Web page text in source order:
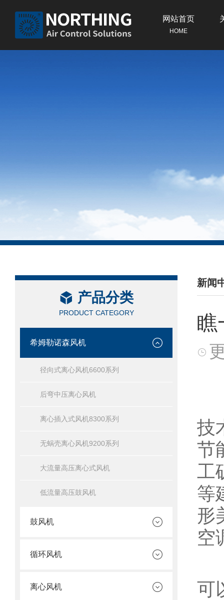
网站首页
HOME
产品分类
PRODUCT CATEGORY
希姆勒诺森风机
径向式离心风机6600系列
后弯中压离心风机
离心插入式风机8300系列
无蜗壳离心风机9200系列
大流量高压离心式风机
低流量高压鼓风机
鼓风机
循环风机
离心风机
新闻
/
瞧
技
节
工
等
形
空
可